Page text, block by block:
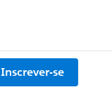
Inscrever-se